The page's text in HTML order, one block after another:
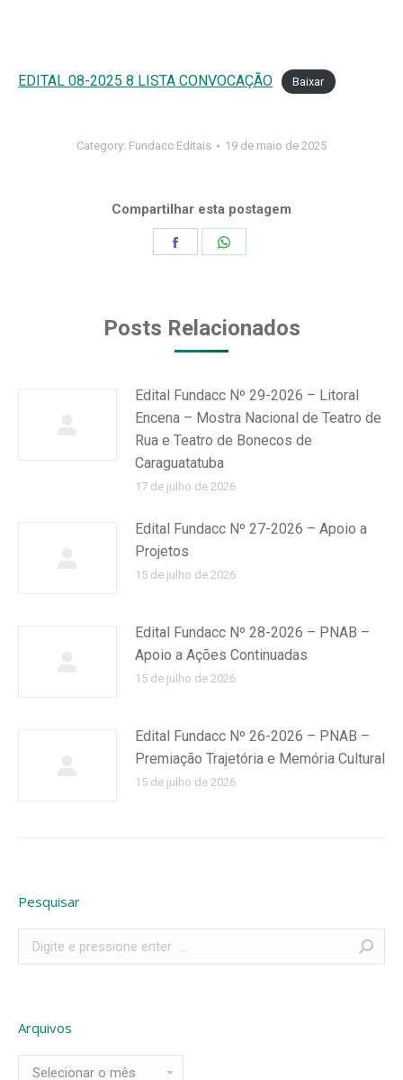
EDITAL 08-2025 8 LISTA CONVOCAÇÃO Baixar
Category: Fundacc Editais 19 de maio de 2025
Compartilhar esta postagem
Posts Relacionados
Edital Fundacc Nº 29-2026 – Litoral
Encena – Mostra Nacional de Teatro de
Rua e Teatro de Bonecos de
Caraguatatuba
17 de julho de 2026
Edital Fundacc Nº 27-2026 – Apoio a
Projetos
15 de julho de 2026
Edital Fundacc Nº 28-2026 – PNAB –
Apoio a Ações Continuadas
15 de julho de 2026
Edital Fundacc Nº 26-2026 – PNAB –
Premiação Trajetória e Memória Cultural
15 de julho de 2026
Pesquisar
Arquivos